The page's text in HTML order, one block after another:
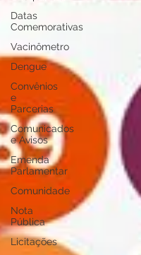
Datas
Comemorativas
Vacinômetro
Dengue
Convênios
e
Parcerias
Comunicados
e Avisos
Emenda
Parlamentar
Comunidade
Nota
Pública
Licitações